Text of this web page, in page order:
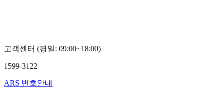
고객센터 (평일: 09:00~18:00)
1599-3122
ARS 번호안내